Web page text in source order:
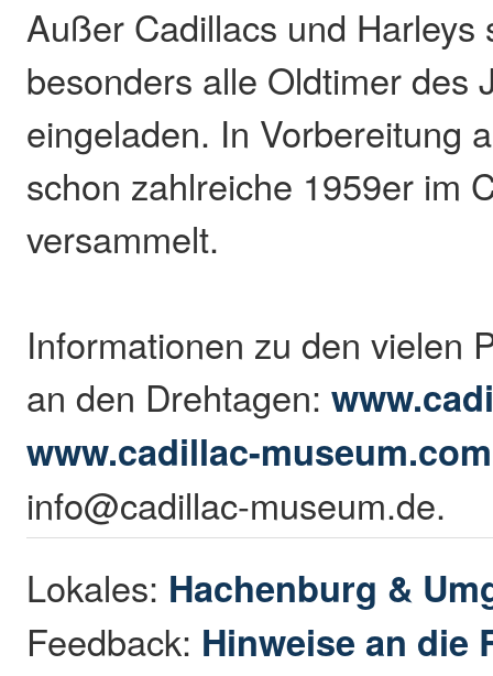
Außer Cadillacs und Harleys
besonders alle Oldtimer des
eingeladen. In Vorbereitung
schon zahlreiche 1959er im
versammelt.
Informationen zu den vielen
an den Drehtagen:
www.cadillac-museum.com
info@cadillac-museum.de.
Lokales: Hachenburg &
Feedback: Hinweise an die